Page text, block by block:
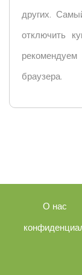
других.
отключить
рекомендуем
браузера.
О нас